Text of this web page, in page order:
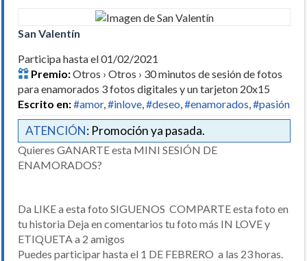
San Valentín
Participa hasta el 01/02/2021
Premio:Otros › Otros › 30 minutos de sesión de fotos
para enamorados 3 fotos digitales y un tarjeton 20x15
Escrito en:#amor,#inlove,#deseo,#enamorados,#pasión
ATENCIÓN: Promoción ya pasada.
Quieres GANARTE esta MINI SESIÓN DE
ENAMORADOS?
Da LIKE a esta foto SIGUENOS COMPARTE esta foto en
tu historia Deja en comentarios tu foto más IN LOVE y
ETIQUETA a 2 amigos
Puedes participar hasta el 1 DE FEBRERO a las 23 horas.